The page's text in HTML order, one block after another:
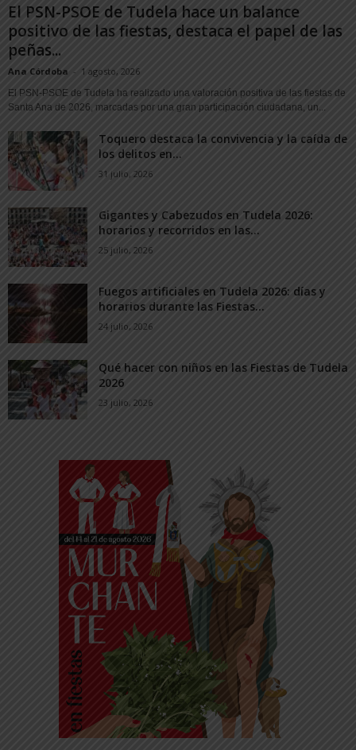
El PSN-PSOE de Tudela hace un balance
positivo de las fiestas, destaca el papel de las
peñas...
Ana Córdoba - 1 agosto, 2026
El PSN-PSOE de Tudela ha realizado una valoración positiva de las fiestas de
Santa Ana de 2026, marcadas por una gran participación ciudadana, un...
Toquero destaca la convivencia y la caída de
los delitos en...
31 julio, 2026
Gigantes y Cabezudos en Tudela 2026:
horarios y recorridos en las...
25 julio, 2026
Fuegos artificiales en Tudela 2026: días y
horarios durante las Fiestas...
24 julio, 2026
Qué hacer con niños en las Fiestas de Tudela
2026
23 julio, 2026